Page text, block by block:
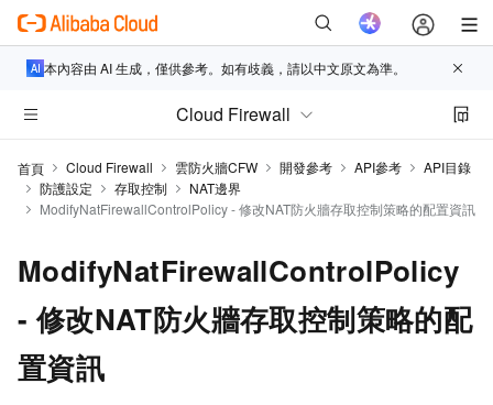
本內容由 AI 生成，僅供參考。如有歧義，請以中文原文為準。
Cloud Firewall
首頁 Cloud Firewall 雲防火牆CFW 開發參考 API參考
API目錄
防護設定
存取控制
NAT邊界
ModifyNatFirewallControlPolicy - 修改NAT防火牆存取控制策略的配置資訊
ModifyNatFirewallControlPolicy
- 修改NAT防火牆存取控制策略的配
置資訊